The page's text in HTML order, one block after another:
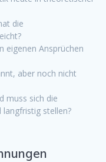
die
eigenen Ansprüchen
aber noch nicht
muss sich die
stellen?